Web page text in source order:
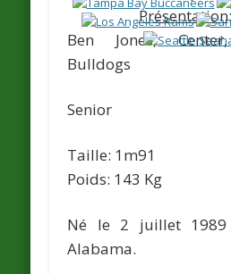
Présentation:
Ben Jones,
Bulldogs
Senior
Taille: 1m91
Poids: 143 Kg
Né le 2 juillet 1989
Alabama.